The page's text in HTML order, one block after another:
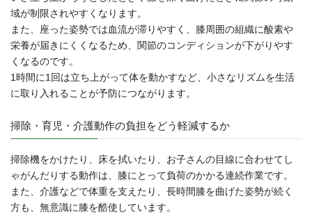
域が制限されやすくなります。
また、座った姿勢では血流が滞りやすく、膝周囲の組織に酸素や
栄養が届きにくくなるため、関節のコンディションが下がりやす
くなるのです。
1時間に1回は立ち上がって体を動かすなど、小さなリズムを生活
に取り入れることが予防につながります。
掃除・育児・介護動作の負担をどう軽減するか
掃除機をかけたり、床を拭いたり、お子さんの目線に合わせてし
ゃがんだりする動作は、膝にとって負荷のかかる連続作業です。
また、介護などで体重を支えたり、長時間膝を曲げた姿勢が続く
方も、無意識に膝を酷使しています。